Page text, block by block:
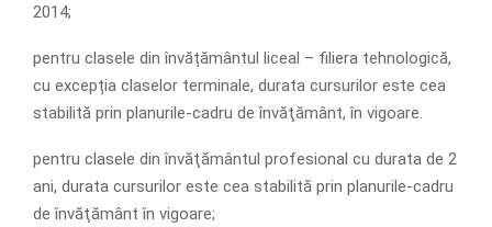
2014;
pentru clasele din învățământul liceal – filiera tehnologică,
cu excepția claselor terminale, durata cursurilor este cea
stabilită prin planurile-cadru de învăţământ, în vigoare.
pentru clasele din învăţământul profesional cu durata de 2
ani, durata cursurilor este cea stabilită prin planurile-cadru
de învăţământ în vigoare;